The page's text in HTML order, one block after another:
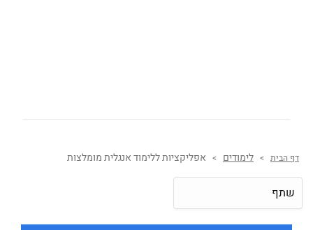
דף הבית > לימודים > אפליקציות ללימוד אנגלית מומלצות
שתף